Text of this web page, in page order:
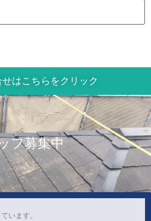
はこちらをクリック
フ募集中
います。